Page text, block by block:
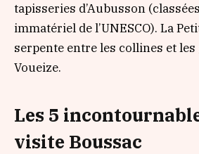
tapisseries d’Aubusson
immatériel de l’UNESCO). La
serpente entre les collines et les
Voueize.
Les 5
visite Boussac